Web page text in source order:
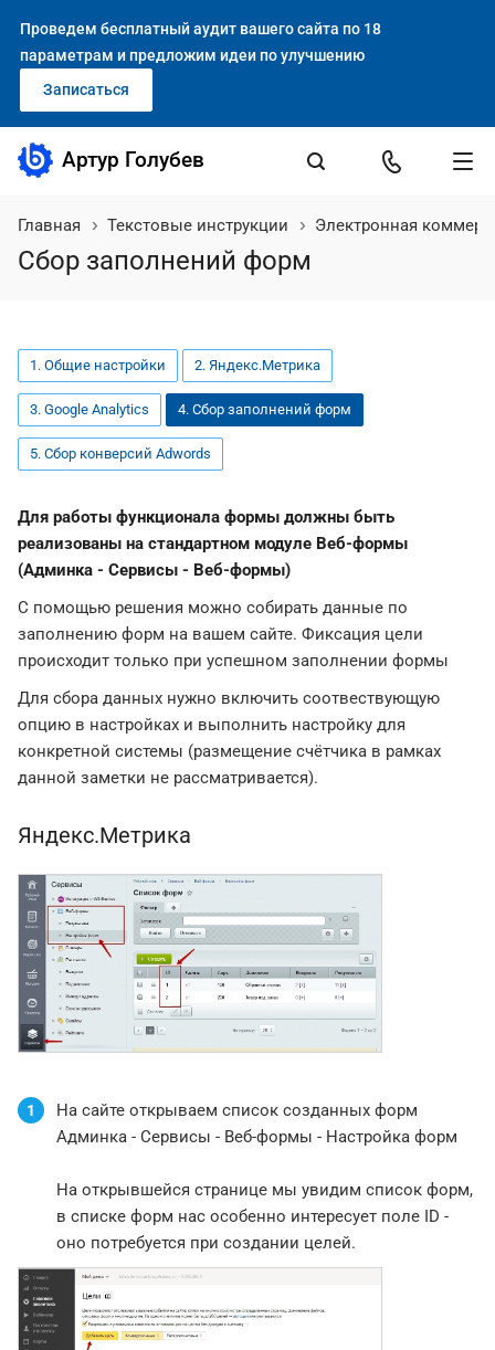
Проведем бесплатный аудит вашего сайта по 18
параметрам и предложим идеи по улучшению
Записаться
Артур Голубев
Главная Текстовые инструкции Электронная
Сбор заполнений форм
1. Общие настройки 2. Яндекс.Метрика
3. Google Analytics 4. Сбор заполнений форм
5. Сбор конверсий Adwords
Для работы функционала формы должны быть
реализованы на стандартном модуле Веб-формы
(Админка - Сервисы - Веб-формы)
С помощью решения можно собирать данные по
заполнению форм на вашем сайте. Фиксация цели
происходит только при успешном заполнении формы
Для сбора данных нужно включить соотвествующую
опцию в настройках и выполнить настройку для
конкретной системы (размещение счётчика в рамках
данной заметки не рассматривается).
Яндекс.Метрика
1
На сайте открываем список созданных форм
Админка - Сервисы - Веб-формы - Настройка форм
На открывшейся странице мы увидим список форм,
в списке форм нас особенно интересует поле ID -
оно потребуется при создании целей.